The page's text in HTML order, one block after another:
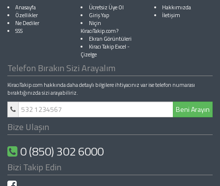
Anasayfa
Özellikler
Ne Dediler
SSS
Ücretsiz Üye Ol
Giriş Yap
Niçin
KiracıTakip.com?
Ekran Görüntüleri
Kiracı Takip Excel-
Çizelge
Hakkımızda
İletişim
Telefon Bırakın Sizi Arayalım
KiracıTakip.com hakkında daha detaylı bilgilere ihtiyacınız var ise telefon numarası
bıraktığınızda sizi arayabiliriz.
Beni Arayın
Bize Ulaşın
0 (850) 302 6000
Bizi Takip Edin